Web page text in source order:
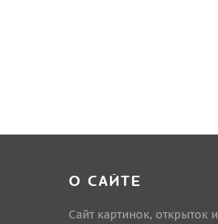
О САЙТЕ
Сайт картинок, открыток и